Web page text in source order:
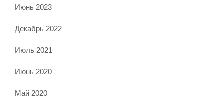
Июнь 2023
Декабрь 2022
Июль 2021
Июнь 2020
Май 2020